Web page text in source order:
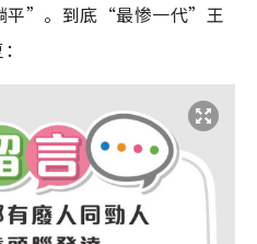
平”。到底“最惨一代”王